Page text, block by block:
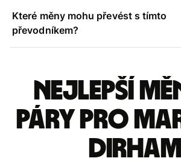
Které měny mohu převést s tímto
převodníkem?
Nejlepší
páry pro
dirham